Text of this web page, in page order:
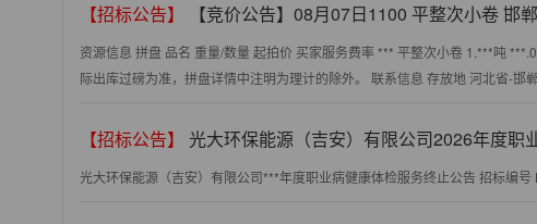
【招标公告】 【竞价公告】08月07日1100 平整次小卷 邯郸市恒金供应链管
资源信息 拼盘 品名 重量/数量 起拍价 买家服务费率 *** 平整次小卷 1.***吨
际出库过磅为准，拼盘详情中注明为理计的除外。 联系信息 存放地 河北省-邯
【招标公告】 光大环保能源（吉安）有限公司2026年度职业病健康体检服
光大环保能源（吉安）有限公司***年度职业病健康体检服务终止公告 招标编